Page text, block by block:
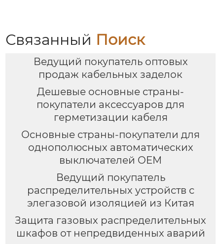
Связанный Поиск
Ведущий покупатель оптовых
продаж кабельных заделок
Дешевые основные страны-
покупатели аксессуаров для
герметизации кабеля
Основные страны-покупатели для
однополюсных автоматических
выключателей OEM
Ведущий покупатель
распределительных устройств с
элегазовой изоляцией из Китая
Защита газовых распределительных
шкафов от непредвиденных аварий